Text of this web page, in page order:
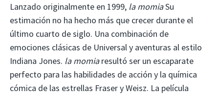
Lanzado originalmente en 1999, la momiaSu
estimación no ha hecho más que crecer durante el
último cuarto de siglo. Una combinación de
emociones clásicas de Universal y aventuras al estilo
Indiana Jones. la momiaresultó ser un escaparate
perfecto para las habilidades de acción y la química
cómica de las estrellas Fraser y Weisz. La película